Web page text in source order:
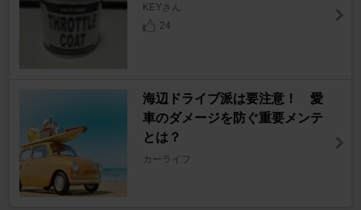
KEYさん
24
海辺ドライブ派は要注意！ 愛
車のダメージを防ぐ重要メンテ
とは？
カーライフ